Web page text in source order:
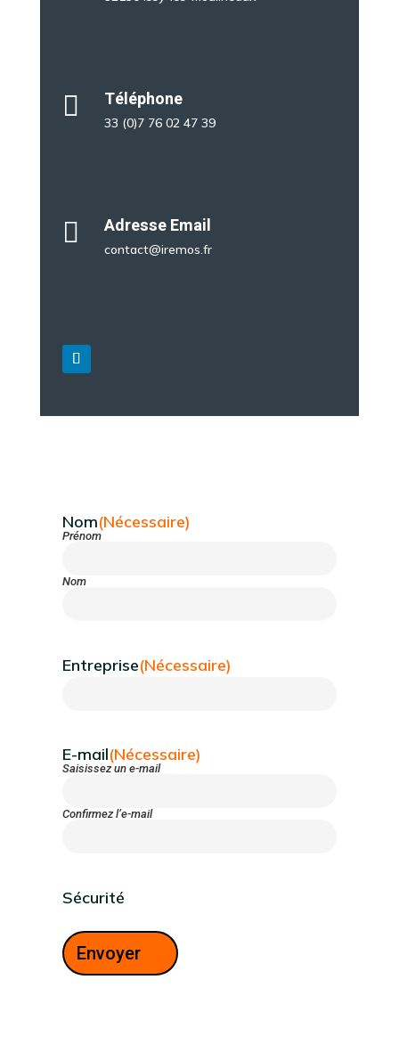
 Téléphone
33 (0)7 76 02 47 39
 Adresse Email
contact@iremos.fr
Nom(Nécessaire)
Prénom
Nom
Entreprise(Nécessaire)
E-mail(Nécessaire)
Saisissez un e-mail
Confirmez l’e-mail
Sécurité
Envoyer